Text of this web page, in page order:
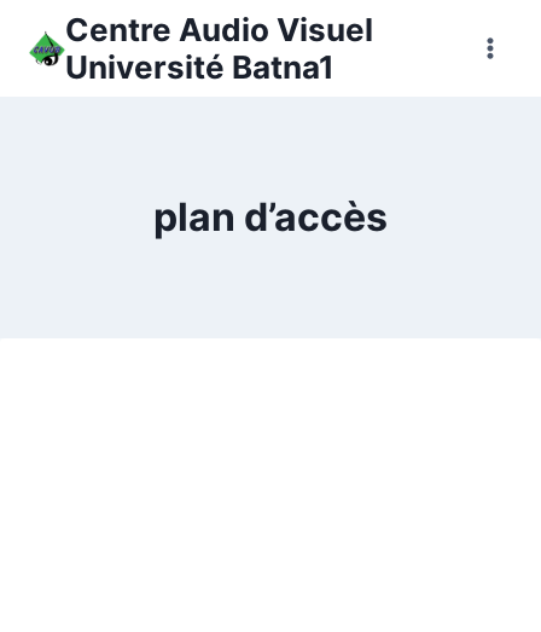
contenu
Centre Audio Visuel
Université Batna1
plan d’accès